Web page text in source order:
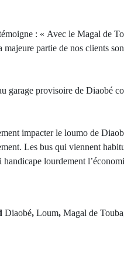
: « Avec le Magal de
partie de nos clients
garage provisoire de Diaobé
impacter le loumo de
Les bus qui viennent
lourdement
Diaobé, Loum, Magal de Touba